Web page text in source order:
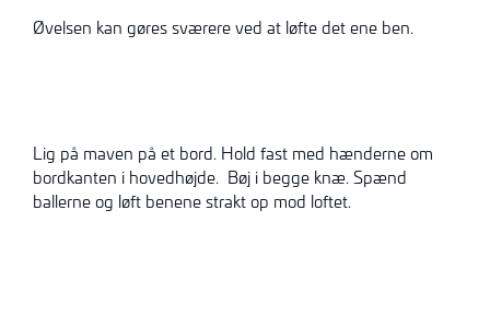
Øvelsen kan gøres sværere ved at løfte det ene ben.
Lig på maven på et bord. Hold fast med hænderne om
bordkanten i hovedhøjde. Bøj i begge knæ. Spænd
ballerne og løft benene strakt op mod loftet.